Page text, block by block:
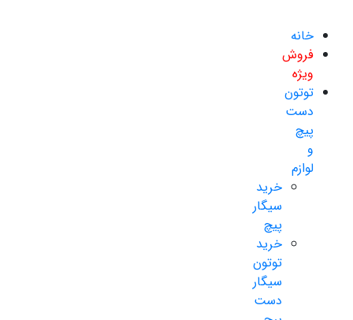
خانه
فروش
ویژه
توتون
دست
پیچ
و
لوازم
خرید
سیگار
پیچ
خرید
توتون
سیگار
دست